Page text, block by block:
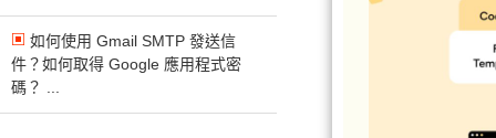
如何使用 Gmail SMTP 發送信
件？如何取得 Google 應用程式密
碼？ ...